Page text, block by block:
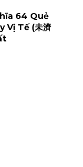
64 Quẻ
Vị Tế (未濟